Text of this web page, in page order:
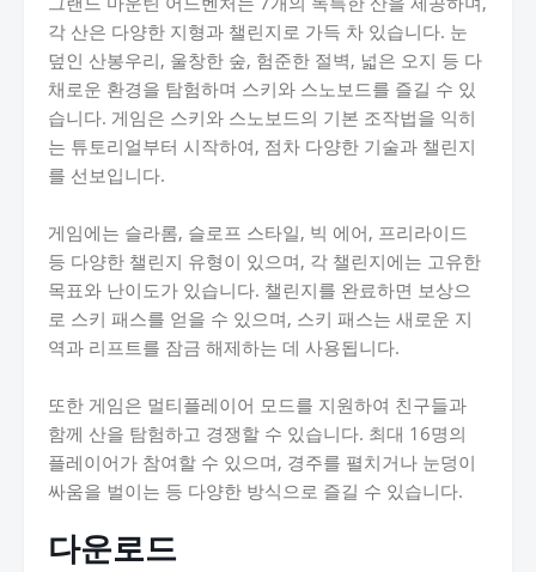
각 산은 다양한 지형과 챌린지로 가득 차 있습니다. 눈
덮인 산봉우리, 울창한 숲, 험준한 절벽, 넓은 오지 등 다
채로운 환경을 탐험하며 스키와 스노보드를 즐길 수 있
습니다. 게임은 스키와 스노보드의 기본 조작법을 익히
는 튜토리얼부터 시작하여, 점차 다양한 기술과 챌린지
를 선보입니다.
게임에는 슬라롬, 슬로프 스타일, 빅 에어, 프리라이드
등 다양한 챌린지 유형이 있으며, 각 챌린지에는 고유한
목표와 난이도가 있습니다. 챌린지를 완료하면 보상으
로 스키 패스를 얻을 수 있으며, 스키 패스는 새로운 지
역과 리프트를 잠금 해제하는 데 사용됩니다.
또한 게임은 멀티플레이어 모드를 지원하여 친구들과
함께 산을 탐험하고 경쟁할 수 있습니다. 최대 16명의
플레이어가 참여할 수 있으며, 경주를 펼치거나 눈덩이
싸움을 벌이는 등 다양한 방식으로 즐길 수 있습니다.
다운로드